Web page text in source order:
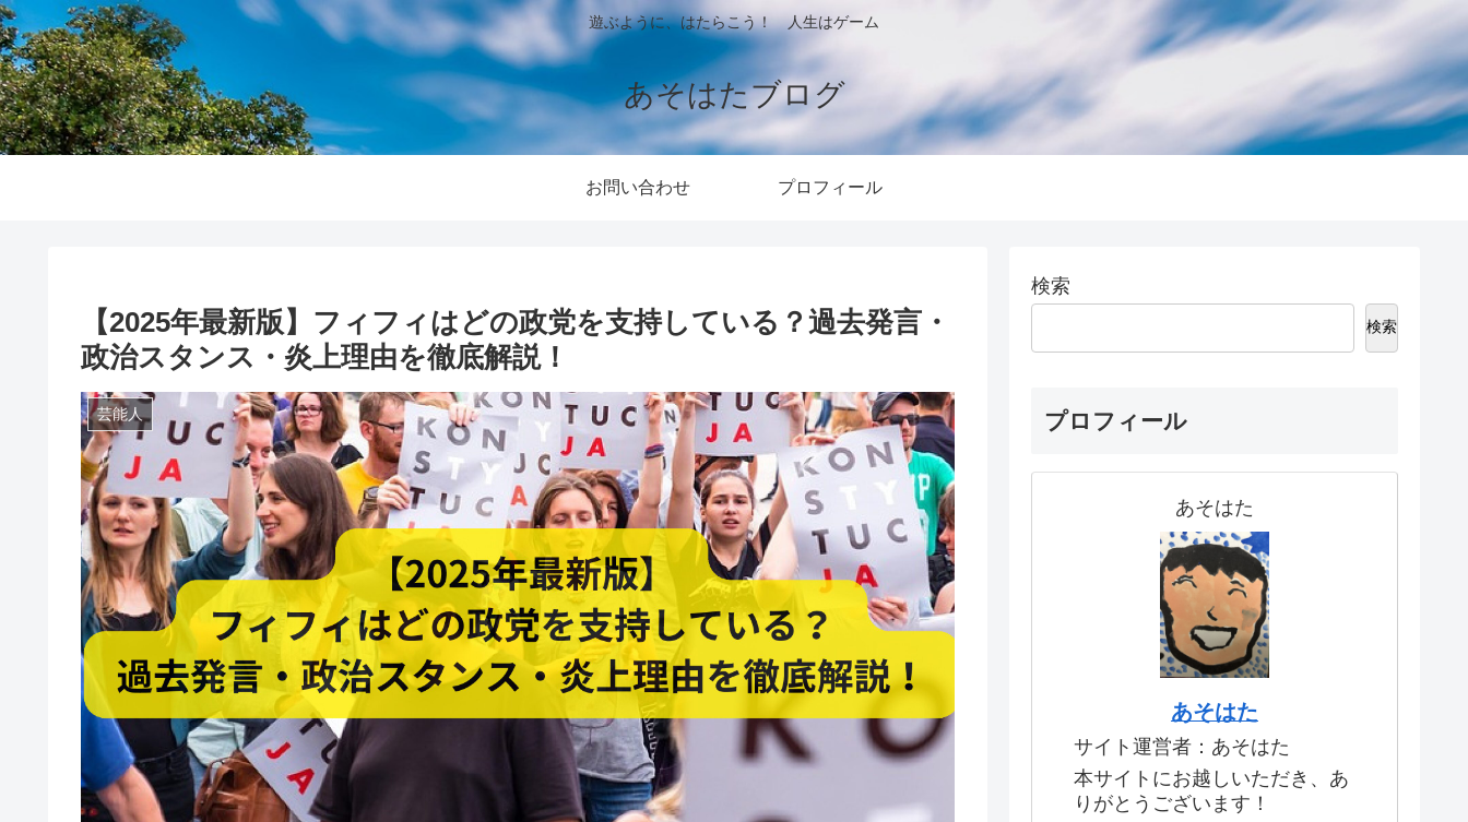
遊ぶように、はたらこう！ 人生はゲーム
あそはたブログ
お問い合わせ プロフィール
【2025年最新版】フィフィはどの政党を支持している？過去発言・
政治スタンス・炎上理由を徹底解説！
芸能人
検索
検索
プロフィール
あそはた
あそはた
サイト運営者：あそはた
本サイトにお越しいただき、あ
りがとうございます！